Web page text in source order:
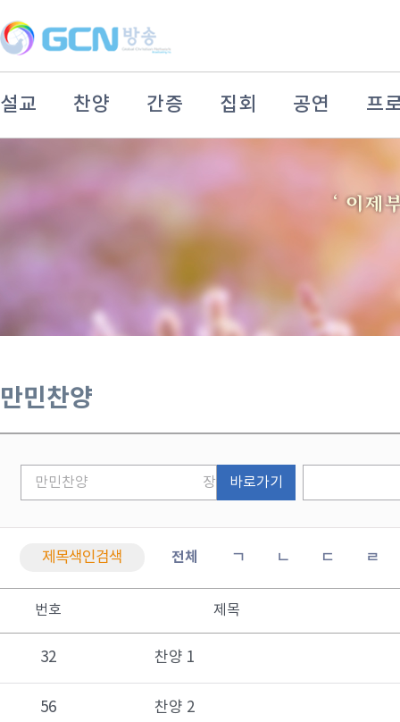
설교 찬양 간증 집회 공연 프
만민찬양
바로가기
제목색인검색 전체 ㄱ ㄴ ㄷ ㄹ
번호 제목
32 찬양 1
56 찬양 2